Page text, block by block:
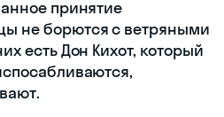
принятие
не борются с ветряными
есть Дон Кихот, который